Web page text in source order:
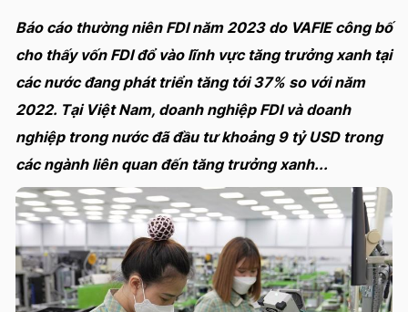
Báo cáo thường niên FDI năm 2023 do VAFIE công bố
cho thấy vốn FDI đổ vào lĩnh vực tăng trưởng xanh tại
các nước đang phát triển tăng tới 37% so với năm
2022. Tại Việt Nam, doanh nghiệp FDI và doanh
nghiệp trong nước đã đầu tư khoảng 9 tỷ USD trong
các ngành liên quan đến tăng trưởng xanh...